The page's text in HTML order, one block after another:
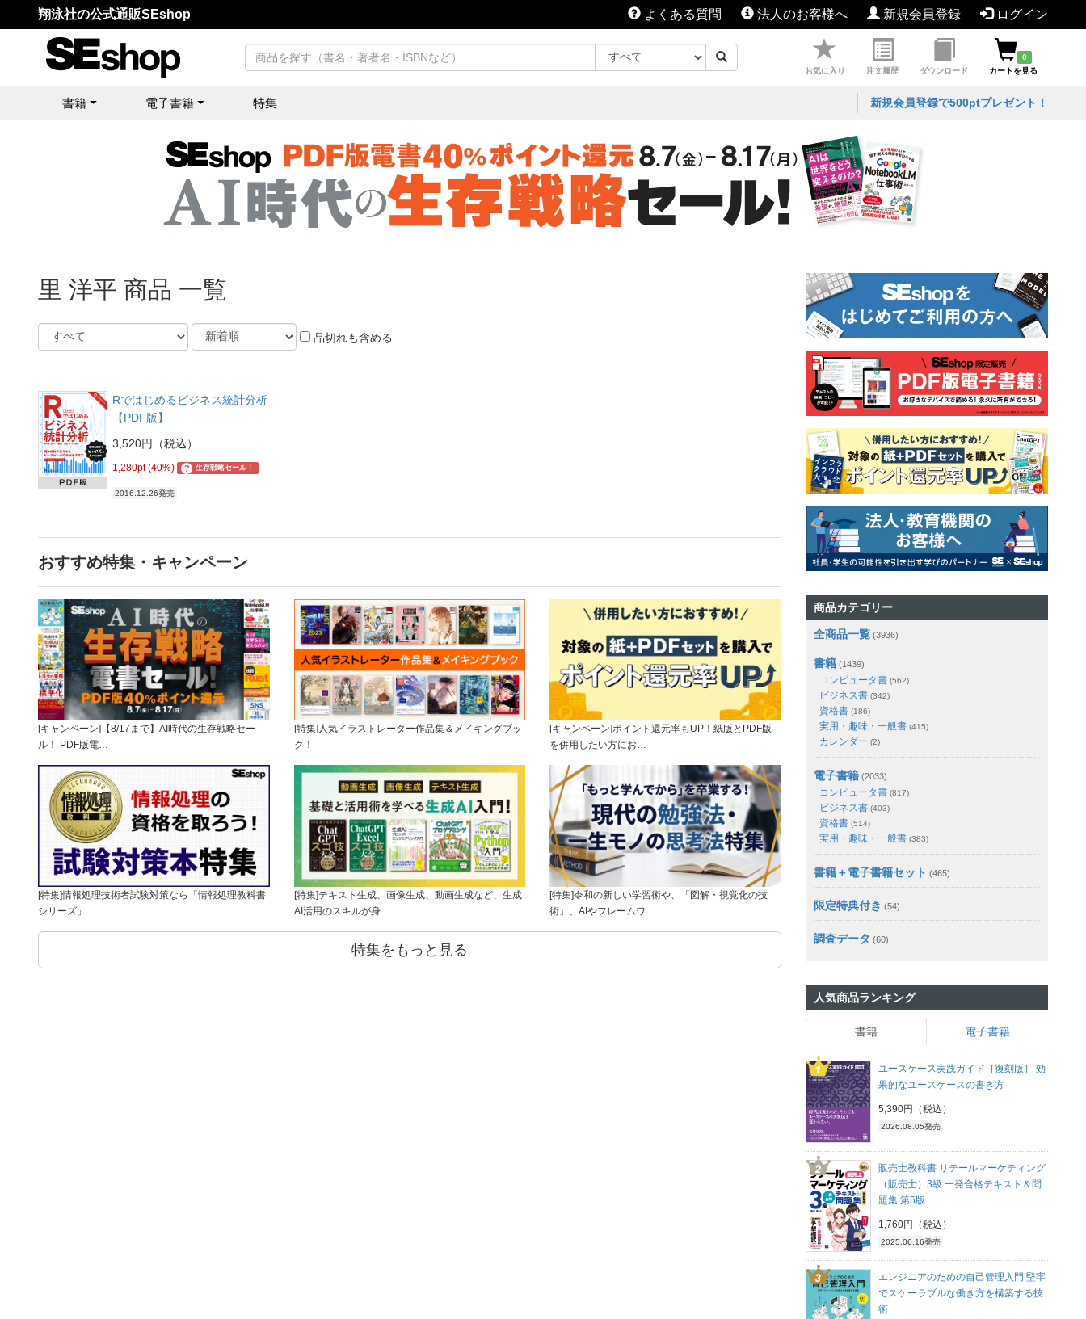
翔泳社の公式通販SEshop よくある質問 法人のお客様へ 新規会員登録 ログイン
お気に入り 注文履歴 ダウンロード
0
カートを見る
書籍 電子書籍 特集 新規会員登録で500ptプレゼント！
里 洋平 商品 一覧
品切れも含める
Rではじめるビジネス統計分析
【PDF版】
3,520円（税込）
1,280pt (40%) ? 生存戦略セール！
2016.12.26発売
おすすめ特集・キャンペーン
[キャンペーン]【8/17まで】AI時代の生存戦略セー
ル！ PDF版電…
[特集]人気イラストレーター作品集＆メイキングブッ
ク！
[キャンペーン]ポイント還元率もUP！紙版とPDF版
を併用したい方にお…
[特集]情報処理技術者試験対策なら「情報処理教科書
シリーズ」
[特集]テキスト生成、画像生成、動画生成など、生成
AI活用のスキルが身…
[特集]令和の新しい学習術や、「図解・視覚化の技
術」、AIやフレームワ…
特集をもっと見る
商品カテゴリー
全商品一覧 (3936)
書籍 (1439)
コンピュータ書 (562)
ビジネス書 (342)
資格書 (186)
実用・趣味・一般書 (415)
カレンダー (2)
電子書籍 (2033)
コンピュータ書 (817)
ビジネス書 (403)
資格書 (514)
実用・趣味・一般書 (383)
書籍＋電子書籍セット (465)
限定特典付き (54)
調査データ (60)
人気商品ランキング
書籍 電子書籍
ユースケース実践ガイド［復刻版］ 効
果的なユースケースの書き方
5,390円（税込）
2026.08.05発売
販売士教科書 リテールマーケティング
（販売士）3級 一発合格テキスト＆問
題集 第5版
1,760円（税込）
2025.06.16発売
エンジニアのための自己管理入門 堅牢
でスケーラブルな働き方を構築する技
術